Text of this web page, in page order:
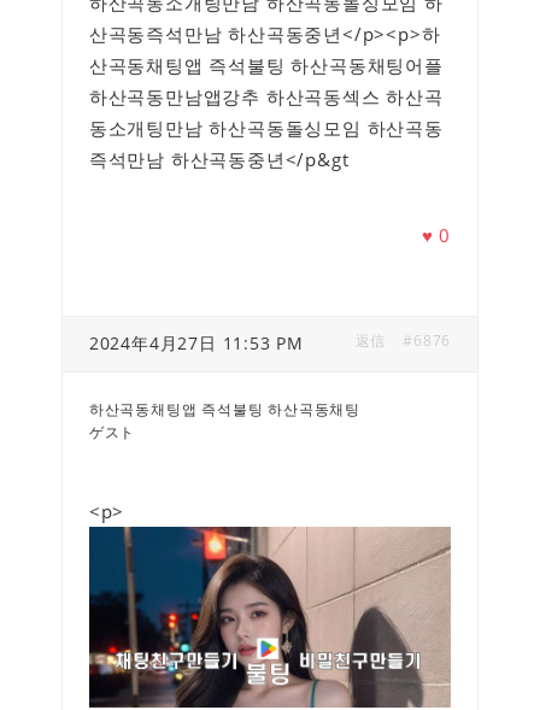
산곡동즉석만남 하산곡동중년</p><p>하
산곡동채팅앱 즉석불팅 하산곡동채팅어플
하산곡동만남앱강추 하산곡동섹스 하산곡
동소개팅만남 하산곡동돌싱모임 하산곡동
즉석만남 하산곡동중년</p&gt
♥0
2024年4月27日 11:53 PM #6876
返信
하산곡동채팅앱 즉석불팅 하산곡동채팅
ゲスト
<p>